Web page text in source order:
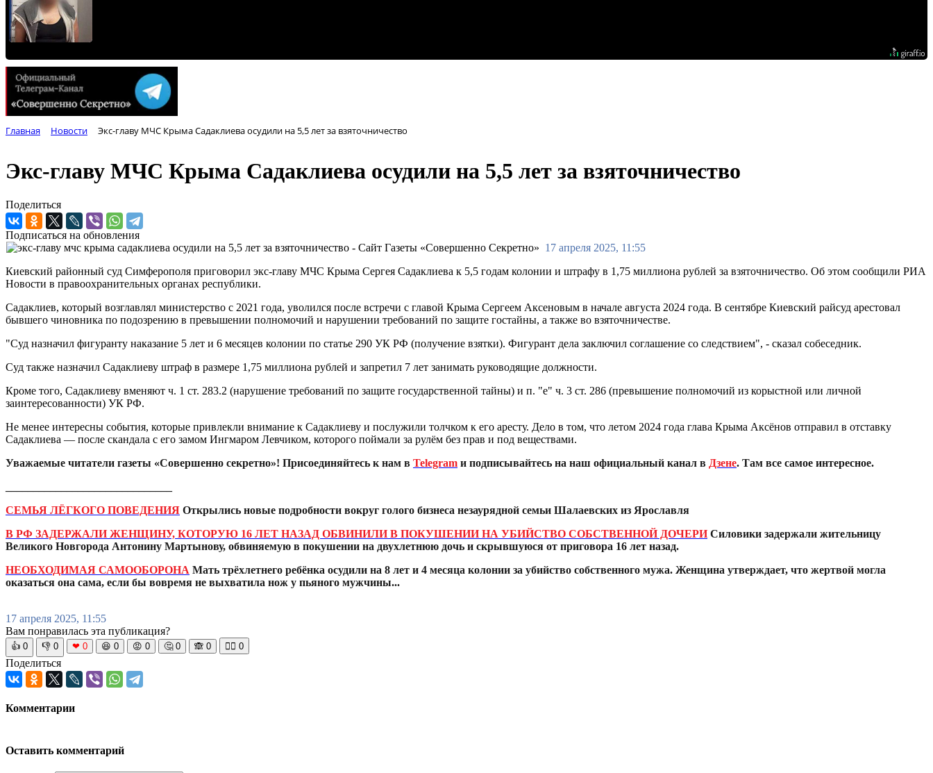
Главная Новости Экс-главу МЧС Крыма Садаклиева осудили на 5,5 лет за взяточничество
Экс-главу МЧС Крыма Садаклиева осудили на 5,5 лет за взяточничество
Поделиться
Подписаться на обновления
17 апреля 2025, 11:55
Киевский районный суд Симферополя приговорил экс-главу МЧС Крыма Сергея Садаклиева к 5,5 годам колонии и штрафу в 1,75 миллиона рублей за взяточничество. Об этом сообщили РИА
Новости в правоохранительных органах республики.
Садаклиев, который возглавлял министерство с 2021 года, уволился после встречи с главой Крыма Сергеем Аксеновым в начале августа 2024 года. В сентябре Киевский райсуд арестовал
бывшего чиновника по подозрению в превышении полномочий и нарушении требований по защите гостайны, а также во взяточничестве.
"Суд назначил фигуранту наказание 5 лет и 6 месяцев колонии по статье 290 УК РФ (получение взятки). Фигурант дела заключил соглашение со следствием", - сказал собеседник.
Суд также назначил Садаклиеву штраф в размере 1,75 миллиона рублей и запретил 7 лет занимать руководящие должности.
Кроме того, Садаклиеву вменяют ч. 1 ст. 283.2 (нарушение требований по защите государственной тайны) и п. "е" ч. 3 ст. 286 (превышение полномочий из корыстной или личной
заинтересованности) УК РФ.
Не менее интересны события, которые привлекли внимание к Садаклиеву и послужили толчком к его аресту. Дело в том, что летом 2024 года глава Крыма Аксёнов отправил в отставку
Садаклиева — после скандала с его замом Ингмаром Левчиком, которого поймали за рулём без прав и под веществами.
Уважаемые читатели газеты «Совершенно секретно»! Присоединяйтесь к нам в Telegram и подписывайтесь на наш официальный канал в Дзене. Там все самое интересное.
СЕМЬЯ ЛЁГКОГО ПОВЕДЕНИЯ Открылись новые подробности вокруг голого бизнеса незаурядной семьи Шалаевских из Ярославля
В РФ ЗАДЕРЖАЛИ ЖЕНЩИНУ, КОТОРУЮ 16 ЛЕТ НАЗАД ОБВИНИЛИ В ПОКУШЕНИИ НА УБИЙСТВО СОБСТВЕННОЙ ДОЧЕРИСиловики задержали жительницу
Великого Новгорода Антонину Мартынову, обвиняемую в покушении на двухлетнюю дочь и скрывшуюся от приговора 16 лет назад.
НЕОБХОДИМАЯ САМООБОРОНА Мать трёхлетнего ребёнка осудили на 8 лет и 4 месяца колонии за убийство собственного мужа. Женщина утверждает, что жертвой могла
оказаться она сама, если бы вовремя не выхватила нож у пьяного мужчины...
17 апреля 2025, 11:55
Вам понравилась эта публикация?
👍 0 👎 0 ❤ 0 😆 0 😡 0 🤔 0 🙈 0 🧘‍♀️ 0
Поделиться
Комментарии
Оставить комментарий